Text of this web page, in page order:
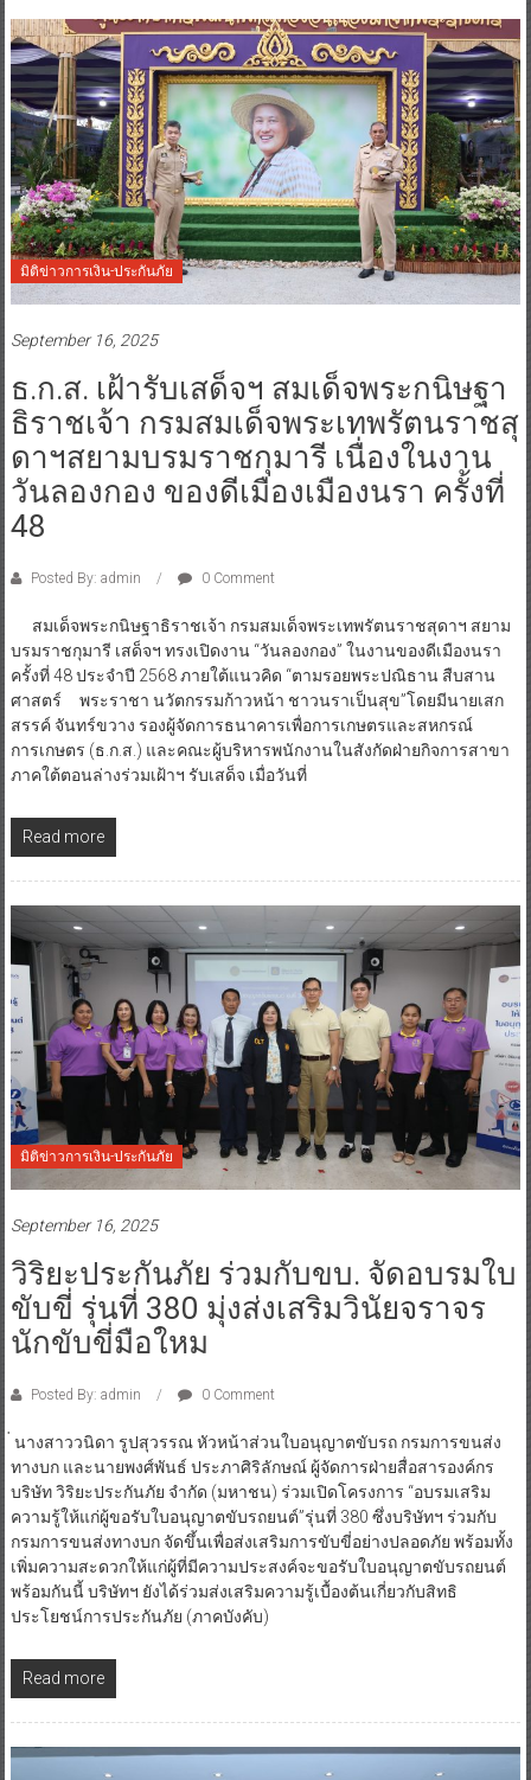
มิติข่าวการเงิน-ประกันภัย
September 16, 2025
ธ.ก.ส. เฝ้ารับเสด็จฯ สมเด็จพระกนิษฐา
ธิราชเจ้า กรมสมเด็จพระเทพรัตนราชสุ
ดาฯสยามบรมราชกุมารี เนื่องในงาน
วันลองกอง ของดีเมืองเมืองนรา ครั้งที่
48
Posted By: admin 0 Comment
สมเด็จพระกนิษฐาธิราชเจ้า กรมสมเด็จพระเทพรัตนราชสุดาฯ สยาม
บรมราชกุมารี เสด็จฯ ทรงเปิดงาน “วันลองกอง” ในงานของดีเมืองนรา
ครั้งที่ 48 ประจำปี 2568 ภายใต้แนวคิด “ตามรอยพระปณิธาน สืบสาน
ศาสตร์ พระราชา นวัตกรรมก้าวหน้า ชาวนราเป็นสุข”โดยมีนายเสก
สรรค์ จันทร์ขวาง รองผู้จัดการธนาคารเพื่อการเกษตรและสหกรณ์
การเกษตร (ธ.ก.ส.) และคณะผู้บริหารพนักงานในสังกัดฝ่ายกิจการสาขา
ภาคใต้ตอนล่างร่วมเฝ้าฯ รับเสด็จ เมื่อวันที่
Read more
มิติข่าวการเงิน-ประกันภัย
September 16, 2025
วิริยะประกันภัย ร่วมกับขบ. จัดอบรมใบ
ขับขี่ รุ่นที่ 380 มุ่งส่งเสริมวินัยจราจร
นักขับขี่มือใหม
Posted By: admin 0 Comment
่ นางสาววนิดา รูปสุวรรณ หัวหน้าส่วนใบอนุญาตขับรถ กรมการขนส่ง
ทางบก และนายพงศ์พันธ์ ประภาศิริลักษณ์ ผู้จัดการฝ่ายสื่อสารองค์กร
บริษัท วิริยะประกันภัย จำกัด (มหาชน) ร่วมเปิดโครงการ “อบรมเสริม
ความรู้ให้แก่ผู้ขอรับใบอนุญาตขับรถยนต์”รุ่นที่ 380 ซึ่งบริษัทฯ ร่วมกับ
กรมการขนส่งทางบก จัดขึ้นเพื่อส่งเสริมการขับขี่อย่างปลอดภัย พร้อมทั้ง
เพิ่มความสะดวกให้แก่ผู้ที่มีความประสงค์จะขอรับใบอนุญาตขับรถยนต์
พร้อมกันนี้ บริษัทฯ ยังได้ร่วมส่งเสริมความรู้เบื้องต้นเกี่ยวกับสิทธิ
ประโยชน์การประกันภัย (ภาคบังคับ)
Read more